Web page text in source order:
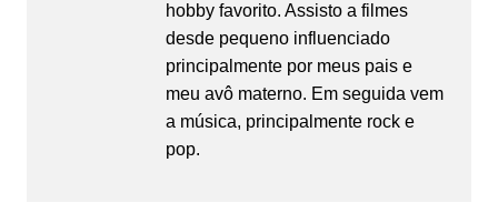
hobby favorito. Assisto a filmes
desde pequeno influenciado
principalmente por meus pais e
meu avô materno. Em seguida vem
a música, principalmente rock e
pop.